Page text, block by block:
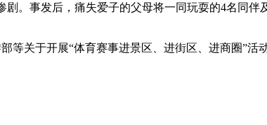
。事发后，痛失爱子的父母将一同玩耍的4名同
等关于开展“体育赛事进景区、进街区、进商圈”